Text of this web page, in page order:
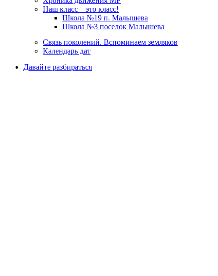
Наш класс – это класс!
Школа №19 п. Малышева
Школа №3 поселок Малышева
Связь поколений. Вспоминаем земляков
Календарь дат
Давайте разбираться